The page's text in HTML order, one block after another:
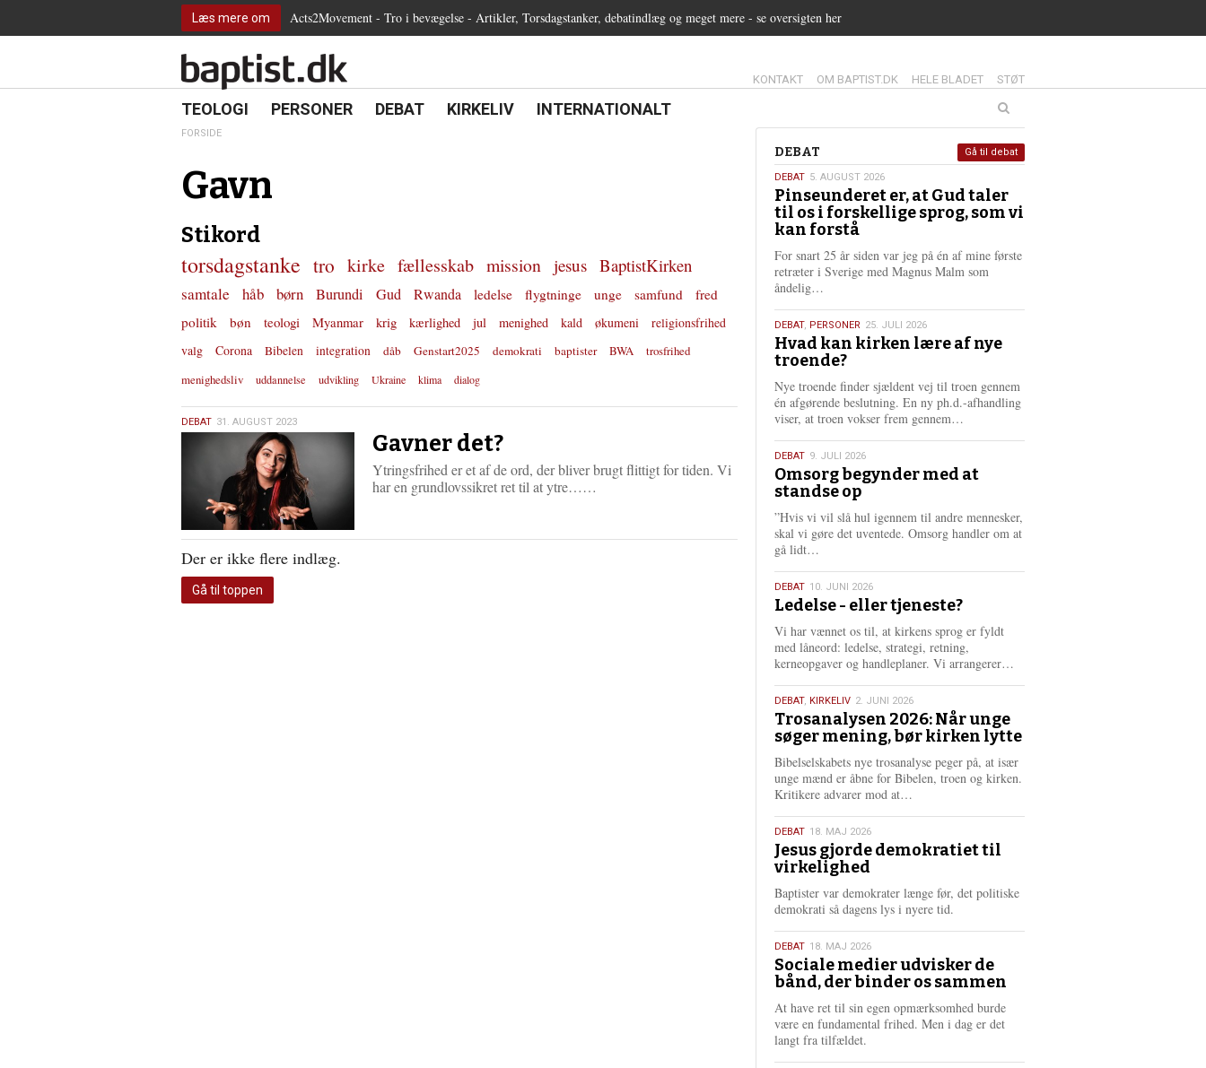
gå
for
6.0:
Internationalt
Læs mere om Acts2Movement - Tro i bevægelse - Artikler, Torsdagstanker, debatindlæg og meget mere - se oversigten her
13.0:
KONTAKT 14.0:
OM BAPTIST.DK 15.0:
HELE BLADET 16.0:
STØT
18.0:
TEOLOGI 19.0:
PERSONER 20.0:
DEBAT 21.0:
KIRKELIV 22.0:
INTERNATIONALT
FORSIDE
Gavn
Stikord
torsdagstanke tro kirke fællesskab mission jesus BaptistKirken
samtale håb børn Burundi Gud Rwanda ledelse flygtninge unge samfund
fred
politik
bøn teologi Myanmar krig kærlighed jul menighed kald økumeni
religionsfrihed
valg
Corona Bibelen integration dåb Genstart2025 demokrati baptister BWA
trosfrihed
menighedsliv
uddannelse udvikling Ukraine klima dialog
31.
august
DEBAT 31. AUGUST 2023
Gavner det?
Ytringsfrihed er et af de ord, der bliver brugt flittigt for tiden. Vi
har en grundlovssikret ret til at ytre……
m
Der er ikke flere indlæg.
Gå til toppen
Debat
DEBAT
5.
august
2026
DEBAT 5. AUGUST 2026
Pinseunderet er, at Gud taler
til os i forskellige sprog, som vi
kan forstå
For snart 25 år siden var jeg på én af mine første
retræter i Sverige med Magnus Malm som
åndelig…
s
m
e
r
e
25.
juli
2026
DEBAT, PERSONER 25. JULI 2026
Hvad kan kirken lære af nye
troende?
Nye troende finder sjældent vej til troen gennem
én afgørende beslutning. En ny ph.d.-afhandling
viser, at troen vokser frem gennem…
e
e
9.
juli
2026
DEBAT 9. JULI 2026
Omsorg begynder med at
standse op
”Hvis vi vil slå hul igennem til andre mennesker,
skal vi gøre det uventede. Omsorg handler om at
gå lidt…
s
e
r
e
10.
juni
2026
DEBAT 10. JUNI 2026
Ledelse - eller tjeneste?
Vi har vænnet os til, at kirkens sprog er fyldt
med låneord: ledelse, strategi, retning,
kerneopgaver og handleplaner. Vi arrangerer…
r
e
2.
juni
2026
DEBAT, KIRKELIV 2. JUNI 2026
Trosanalysen 2026: Når unge
søger mening, bør kirken lytte
Bibelselskabets nye trosanalyse peger på, at især
unge mænd er åbne for Bibelen, troen og kirken.
Kritikere advarer mod at…
e
e
18.
maj
2026
DEBAT 18. MAJ 2026
Jesus gjorde demokratiet til
virkelighed
Baptister var demokrater længe før, det politiske
demokrati så dagens lys i nyere tid.
18.
maj
2026
DEBAT 18. MAJ 2026
Sociale medier udvisker de
bånd, der binder os sammen
At have ret til sin egen opmærksomhed burde
være en fundamental frihed. Men i dag er det
langt fra tilfældet.
Gå til debat